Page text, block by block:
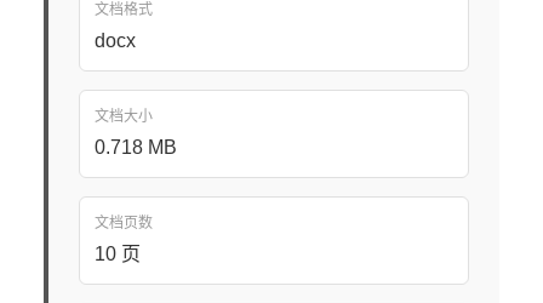
文档格式
docx
文档大小
0.718 MB
文档页数
10 页